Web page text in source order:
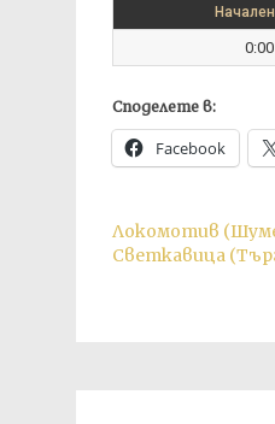
0:00
Споделете в:
Facebook
Локомотив
Светкавица